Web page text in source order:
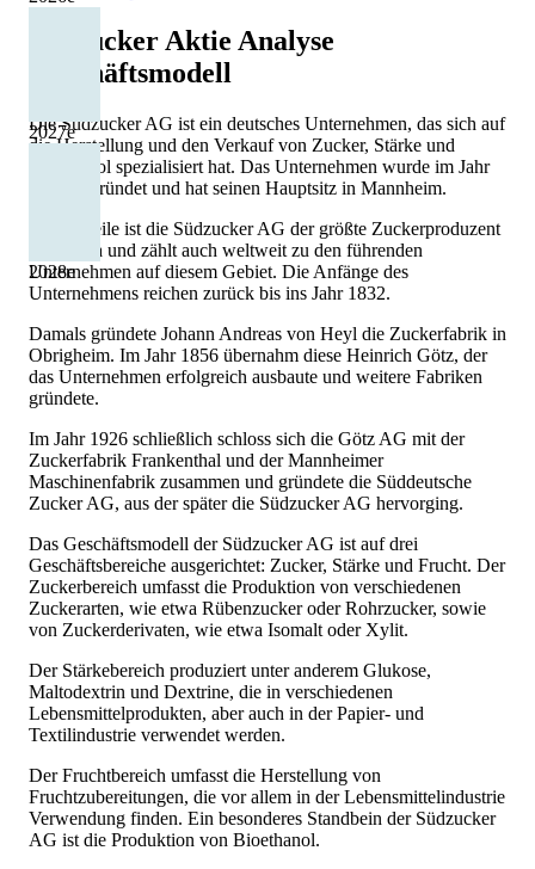
2027e
2028e
Südzucker Aktie Analyse
Geschäftsmodell
Die Südzucker AG ist ein deutsches Unternehmen, das sich auf
die Herstellung und den Verkauf von Zucker, Stärke und
Bioethanol spezialisiert hat. Das Unternehmen wurde im Jahr
1926 gegründet und hat seinen Hauptsitz in Mannheim.
Mittlerweile ist die Südzucker AG der größte Zuckerproduzent
in Europa und zählt auch weltweit zu den führenden
Unternehmen auf diesem Gebiet. Die Anfänge des
Unternehmens reichen zurück bis ins Jahr 1832.
Damals gründete Johann Andreas von Heyl die Zuckerfabrik in
Obrigheim. Im Jahr 1856 übernahm diese Heinrich Götz, der
das Unternehmen erfolgreich ausbaute und weitere Fabriken
gründete.
Im Jahr 1926 schließlich schloss sich die Götz AG mit der
Zuckerfabrik Frankenthal und der Mannheimer
Maschinenfabrik zusammen und gründete die Süddeutsche
Zucker AG, aus der später die Südzucker AG hervorging.
Das Geschäftsmodell der Südzucker AG ist auf drei
Geschäftsbereiche ausgerichtet: Zucker, Stärke und Frucht. Der
Zuckerbereich umfasst die Produktion von verschiedenen
Zuckerarten, wie etwa Rübenzucker oder Rohrzucker, sowie
von Zuckerderivaten, wie etwa Isomalt oder Xylit.
Der Stärkebereich produziert unter anderem Glukose,
Maltodextrin und Dextrine, die in verschiedenen
Lebensmittelprodukten, aber auch in der Papier- und
Textilindustrie verwendet werden.
Der Fruchtbereich umfasst die Herstellung von
Fruchtzubereitungen, die vor allem in der Lebensmittelindustrie
Verwendung finden. Ein besonderes Standbein der Südzucker
AG ist die Produktion von Bioethanol.